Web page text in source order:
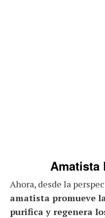
Amatista
Ahora, desde la
amatista promueve
purifica y regenera